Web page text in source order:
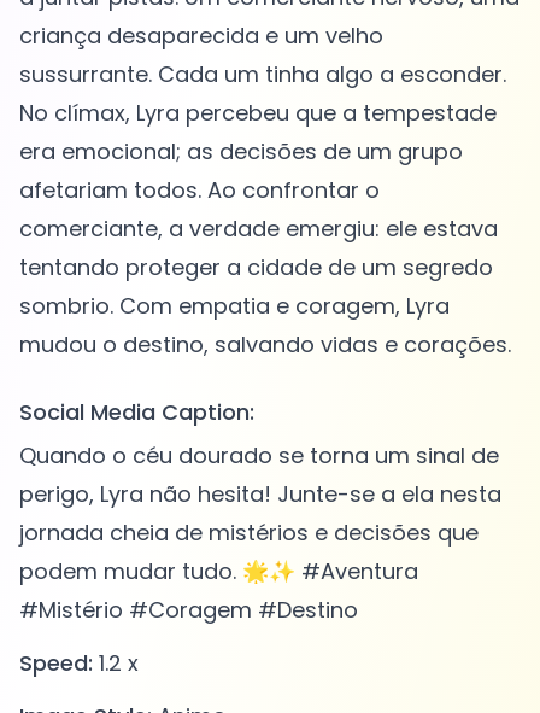
criança desaparecida e um velho
sussurrante. Cada um tinha algo a esconder.
No clímax, Lyra percebeu que a tempestade
era emocional; as decisões de um grupo
afetariam todos. Ao confrontar o
comerciante, a verdade emergiu: ele estava
tentando proteger a cidade de um segredo
sombrio. Com empatia e coragem, Lyra
Social Media Caption:
Quando o céu dourado se torna um sinal de
perigo, Lyra não hesita! Junte-se a ela nesta
jornada cheia de mistérios e decisões que
podem mudar tudo. 🌟✨ #Aventura
#Mistério #Coragem #Destino
Speed: 1.2 x